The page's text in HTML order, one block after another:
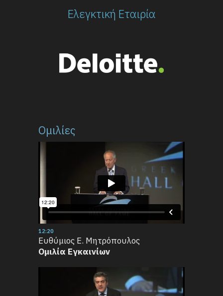
Ελεγκτική Εταιρία
Ομιλίες
12:20
Ευθύμιος Ε. Μητρόπουλος
Ομιλία Εγκαινίων